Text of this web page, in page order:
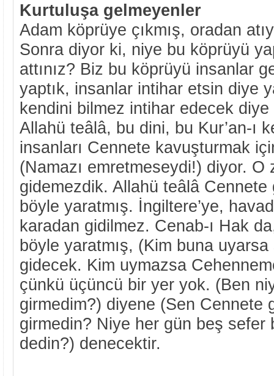
Kurtuluşa gelmeyenler
Adam köprüye çıkmış, oradan
Sonra diyor ki, niye bu köprüyü
attınız? Biz bu köprüyü insanlar
yaptık, insanlar intihar etsin diye
kendini bilmez intihar edecek
Allahü teâlâ, bu dini, bu Kur’an-ı
insanları Cennete kavuşturmak
(Namazı emretmeseydi!) diyor. O
gidemezdik. Allahü teâlâ Cennete
böyle yaratmış. İngiltere’ye,
karadan gidilmez. Cenab-ı Hak
böyle yaratmış, (Kim buna
gidecek. Kim uymazsa
çünkü üçüncü bir yer yok. (Ben
girmedim?) diyene (Sen Cennete
girmedin? Niye her gün beş sefer
dedin?) denecektir.